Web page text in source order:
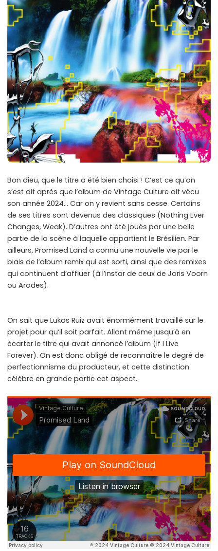
Bon dieu, que le titre a été bien choisi ! C’est ce qu’on
s’est dit après que l’album de Vintage Culture ait vécu
son année 2024… Car on y revient sans cesse. Certains
de ses titres sont devenus des classiques (Nothing Ever
Changes, Weak). D’autres ont été joués par une belle
partie de la scène à laquelle appartient le Brésilien. Par
ailleurs, Promised Land a connu une nouvelle vie par le
biais de l’album remix qui est sorti, ainsi que des remixes
qui continuent d’affluer (à l’instar de ceux de Joris Voorn
ou Arodes).
On sait que Lukas Ruiz avait énormément travaillé sur le
projet pour qu’il soit parfait. Allant même jusqu’à en
écarter le titre qui avait annoncé l’album (If I Live
Forever). On est donc obligé de reconnaître le degré de
perfectionnisme du producteur, et cette distinction
célèbre en grande partie cet aspect.